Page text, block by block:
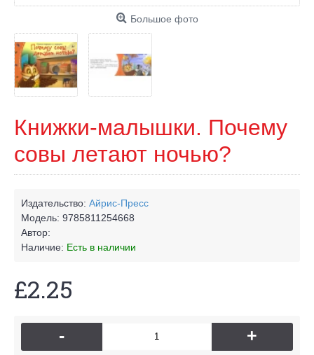
Большое фото
Книжки-малышки. Почему
совы летают ночью?
Издательство: Айрис-Пресс
Модель: 9785811254668
Автор:
Наличие: Есть в наличии
£2.25
- +